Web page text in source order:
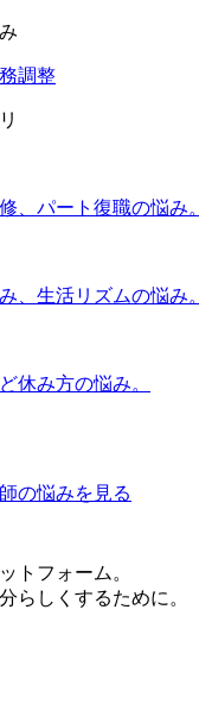
調整
、パート復職の悩み。
、生活リズムの悩み。
休み方の悩み。
の悩みを見る
トフォーム。
らしくするために。